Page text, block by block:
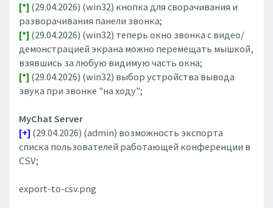
[*] (29.04.2026) (win32) кнопка для сворачивания и
разворачивания панели звонка;
[*] (29.04.2026) (win32) теперь окно звонка с видео/
демонстрацией экрана можно перемещать мышкой,
взявшись за любую видимую часть окна;
[*] (29.04.2026) (win32) выбор устройства вывода
звука при звонке "на ходу";
MyChat Server
[+] (29.04.2026) (admin) возможность экспорта
списка пользователей работающей конференции в
CSV;
export-to-csv.png